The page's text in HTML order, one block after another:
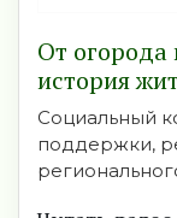
От огорода
история
Социальный
поддержки,